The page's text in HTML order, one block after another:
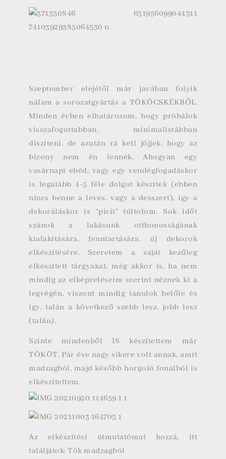
Szeptember elejétől már javában folyik
nálam a sorozatgyártás a TÖKÖCSKÉKBŐL.
Minden évben elhatározom, hogy próbálok
visszafogottabban, minimalistábban
díszíteni, de azután rá kell jöjjek, hogy az
bizony nem én lennék. Ahogyan egy
vasárnapi ebéd, vagy egy vendégfogadáskor
is legalább 4-5 féle dolgot készítek (ebben
nincs benne a leves, vagy a desszert), így a
dekoráláskor is “picit” túltolom. Sok időt
szánok a lakásunk otthonosságának
kialakítására, fenntartására, új dekorok
elkészítésére. Szeretem a saját kezűleg
elkészített tárgyakat, még akkor is, ha nem
mindig az elképzeléseim szerint néznek ki a
legvégén, viszont mindig tanulok belőle és
így, talán a következő szebb lesz, jobb lesz
(talán).
Szinte mindenből IS készítettem már
TÖKÖT. Pár éve nagy sikere volt annak, amit
madzagból, majd később horgoló fonalból is
elkészítettem.
Az elkészítési útmutatómat hozzá, itt
találjátok: Tök madzagból